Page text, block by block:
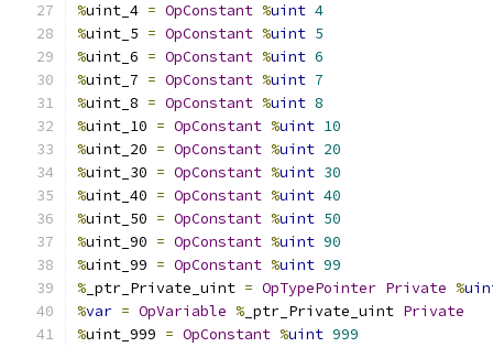
%uint_4 = OpConstant %uint 4
%uint_5 = OpConstant %uint 5
%uint_6 = OpConstant %uint 6
%uint_7 = OpConstant %uint 7
%uint_8 = OpConstant %uint 8
%uint_10 = OpConstant %uint 10
%uint_20 = OpConstant %uint 20
%uint_30 = OpConstant %uint 30
%uint_40 = OpConstant %uint 40
%uint_50 = OpConstant %uint 50
%uint_90 = OpConstant %uint 90
%uint_99 = OpConstant %uint 99
% _ptr_Private_uint = OpTypePointer Private %
%var = OpVariable % _ptr_Private_uint Private
%uint_999 = OpConstant %uint 999